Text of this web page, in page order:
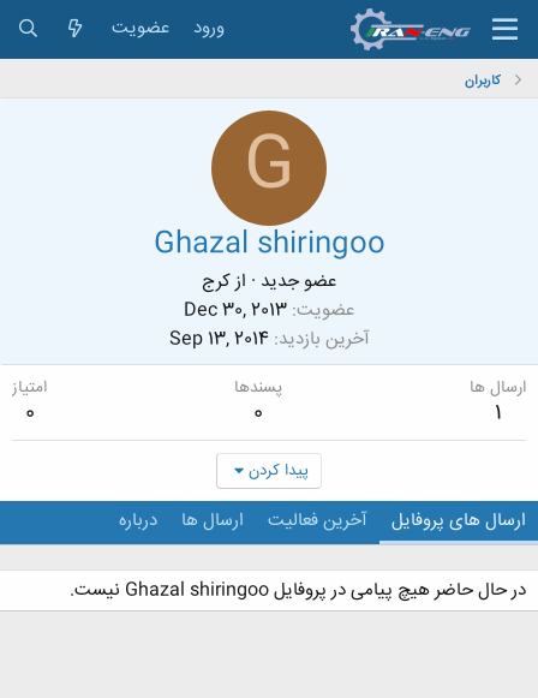
ورود عضویت
کاربران
G
Ghazal shiringoo
عضو جدید · ازکرج
عضویت Dec 30, 2013
آخرین بازدید Sep 13, 2014
ارسال ها
1
پسندها
0
امتیاز
0
پیدا کردن
ارسال های پروفایل آخرین فعالیت ارسال ها درباره
در حال حاضر هیچ پیامی در پروفایل Ghazal shiringoo نیست.